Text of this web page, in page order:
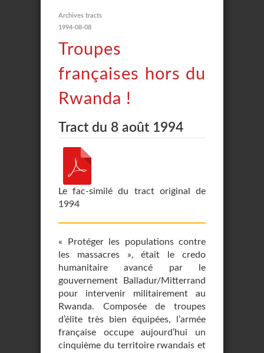
Archives tracts
1994-08-08
Troupes
françaises hors du
Rwanda !
Tract du 8 août 1994
Le fac-similé du tract original de
1994
« Protéger les populations contre
les massacres », était le credo
humanitaire avancé par le
gouvernement Balladur/Mitterrand
pour intervenir militairement au
Rwanda. Composée de troupes
d’élite très bien équipées, l’armée
française occupe aujourd’hui un
cinquième du territoire rwandais et